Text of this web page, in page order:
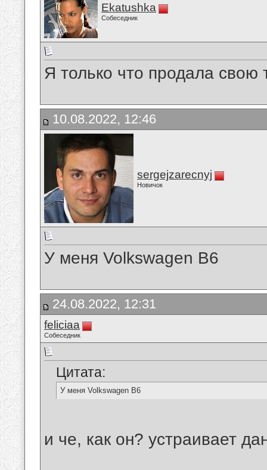
Ekatushka
Собеседник
Я только что продала свою
10.08.2022, 12:46
sergejzarecnyj
Новичок
У меня Volkswagen B6
24.08.2022, 12:31
feliciaa
Собеседник
Цитата:
У меня Volkswagen B6
и че, как он? устраивает